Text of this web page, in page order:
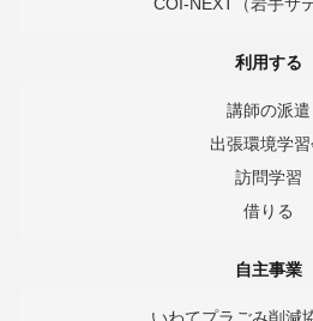
利用する
講師の派遣
出張環境学習
訪問学習
借りる
自主事業